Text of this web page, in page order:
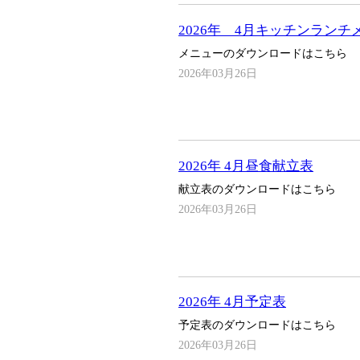
2026年 4月キッチンランチ
メニューのダウンロードはこちら
2026年03月26日
2026年 4月昼食献立表
献立表のダウンロードはこちら
2026年03月26日
2026年 4月予定表
予定表のダウンロードはこちら
2026年03月26日